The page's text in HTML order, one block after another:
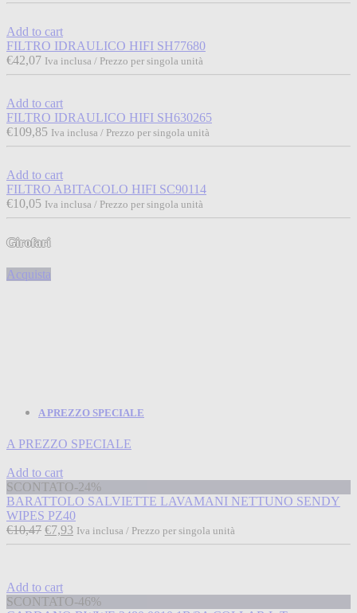
Add to cart
FILTRO IDRAULICO HIFI SH77680
€42,07 Iva inclusa / Prezzo per singola unità
Add to cart
FILTRO IDRAULICO HIFI SH630265
€109,85 Iva inclusa / Prezzo per singola unità
Add to cart
FILTRO ABITACOLO HIFI SC90114
€10,05 Iva inclusa / Prezzo per singola unità
Girofari
Acquista
A PREZZO SPECIALE
A PREZZO SPECIALE
Add to cart
SCONTATO-24%
BARATTOLO SALVIETTE LAVAMANI NETTUNO SENDY
WIPES PZ40
€10,47 €7,93 Iva inclusa / Prezzo per singola unità
Add to cart
SCONTATO-46%